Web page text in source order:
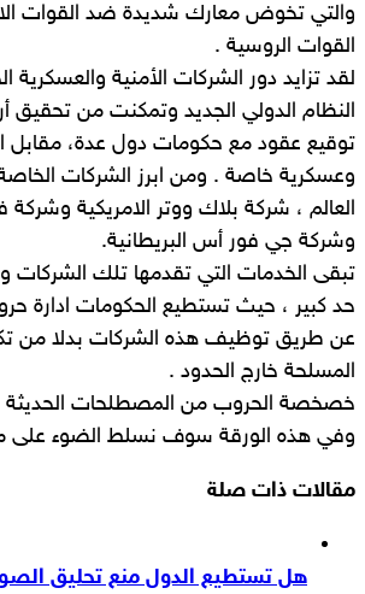
والتي تخوض معارك شديدة ضد القوات
القوات الروسية .
لقد تزايد دور الشركات الأمنية
النظام الدولي الجديد وتمكنت من تحقيق
توقيع عقود مع حكومات دول عدة، مقابل
وعسكرية خاصة . ومن ابرز الشركات
العالم ، شركة بلاك ووتر الامريكية وشركة
وشركة جي فور أس البريطانية.
تبقى الخدمات التي تقدمها تلك الشركات
حد كبير ، حيث تستطيع الحكومات ادارة
عن طريق توظيف هذه الشركات بدلا من
المسلحة خارج الحدود .
خصخصة الحروب من المصطلحات الحديثة
وفي هذه الورقة سوف نسلط الضوء على
مقالات ذات صلة
هل تستطيع الدول منع تحليق